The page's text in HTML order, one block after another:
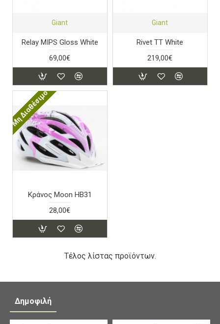
Giant
Relay MIPS Gloss White
69,00€
Giant
Rivet TT White
219,00€
Μη Διαθέσιμο
Κράνος Moon HB31
28,00€
Τέλος λίστας προϊόντων.
Δημοφιλή